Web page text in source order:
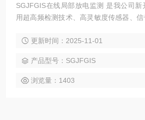
SGJFGIS在线局部放电监测 是我公司新
用超高频检测技术、高灵敏度传感器、信
实时在线监控和分析。具有*的性价比，
GIS 在运行过程中的局部放电情况，可以
状态和放电性故障做出预警，实时掌握局
更新时间：2025-11-01
产品型号：SGJFGIS
浏览量：1403